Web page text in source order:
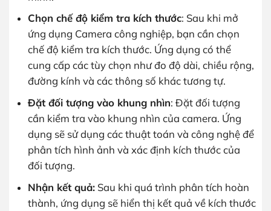
Chọn chế độ kiểm tra kích thước: Sau khi mở
ứng dụng Camera công nghiệp, bạn cần chọn
chế độ kiểm tra kích thước. Ứng dụng có thể
cung cấp các tùy chọn như đo độ dài, chiều rộng,
đường kính và các thông số khác tương tự.
Đặt đối tượng vào khung nhìn: Đặt đối tượng
cần kiểm tra vào khung nhìn của camera. Ứng
dụng sẽ sử dụng các thuật toán và công nghệ để
phân tích hình ảnh và xác định kích thước của
đối tượng.
Nhận kết quả:Sau khi quá trình phân tích hoàn
thành, ứng dụng sẽ hiển thị kết quả về kích thước